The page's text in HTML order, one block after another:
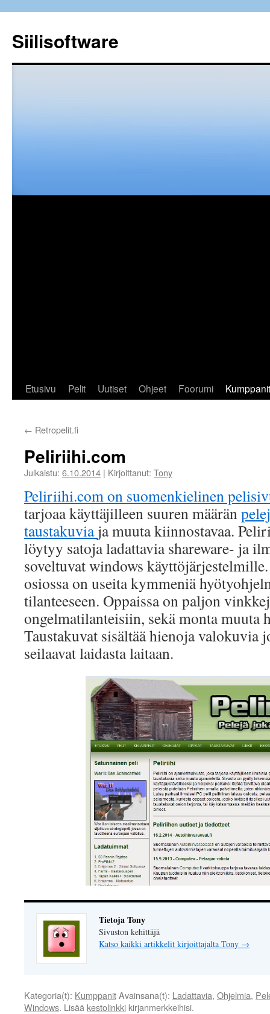
Siilisoftware
Etusivu Pelit Uutiset Ohjeet Foorumi Kumppanit
← Retropelit.fi
Peliriihi.com
Julkaistu: 6.10.2014 | Kirjoittanut: Tony
Peliriihi.com on suomenkielinen
tarjoaa käyttäjilleen suuren määrän
taustakuviaja muuta kiinnostavaa.
löytyy satoja ladattavia shareware- ja
soveltuvat windows
osiossa on useita kymmeniä
tilanteeseen. Oppaissa on paljon
ongelmatilanteisiin, sekä monta muuta
Taustakuvat sisältää hienoja valokuvia
seilaavat laidasta laitaan.
Tietoja Tony
Sivuston kehittäjä
Katso kaikki artikkelit kirjoittajalta Tony →
Kategoria(t): KumppanitAvainsana(t): Ladattavia, Ohjelmia,
Windows. Lisää kestolinkki kirjanmerkkeihisi.